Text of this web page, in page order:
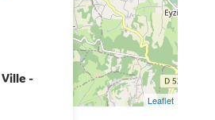
Leaflet
-